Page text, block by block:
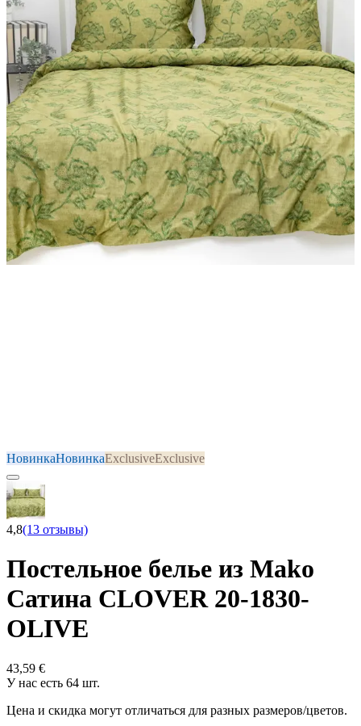
НовинкаНовинкаExclusiveExclusive
4,8(13 отзывы)
Постельное белье из Mako
Сатина CLOVER 20-1830-
OLIVE
43,59 €
У нас есть 64 шт.
Цена и скидка могут отличаться для разных размеров/цветов.